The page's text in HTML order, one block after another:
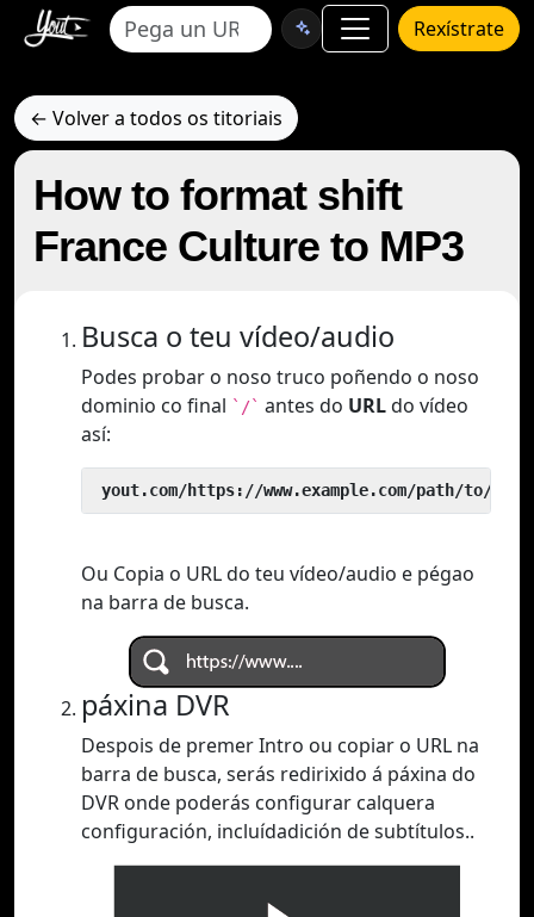
Rexístrate
← Volver a todos os titoriais
How to format shift
France Culture to MP3
Busca o teu vídeo/audio
Podes probar o noso truco poñendo o noso
dominio co final `/` antes do URLdo vídeo
así:
yout.com/https://www.example.com/path/to/
Ou Copia o URL do teu vídeo/audio e pégao
na barra de busca.
páxina DVR
Despois de premer Intro ou copiar o URL na
barra de busca, serás redirixido á páxina do
DVR onde poderás configurar calquera
configuración, incluídadición de subtítulos..